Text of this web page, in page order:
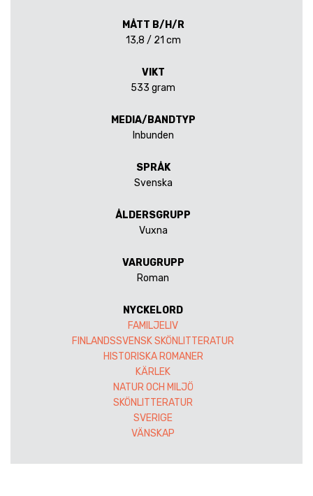
MÅTT B/H/R
13,8 / 21 cm
VIKT
533 gram
MEDIA/BANDTYP
Inbunden
SPRÅK
Svenska
ÅLDERSGRUPP
Vuxna
VARUGRUPP
Roman
NYCKELORD
FAMILJELIV
FINLANDSSVENSK SKÖNLITTERATUR
HISTORISKA ROMANER
KÄRLEK
NATUR OCH MILJÖ
SKÖNLITTERATUR
SVERIGE
VÄNSKAP